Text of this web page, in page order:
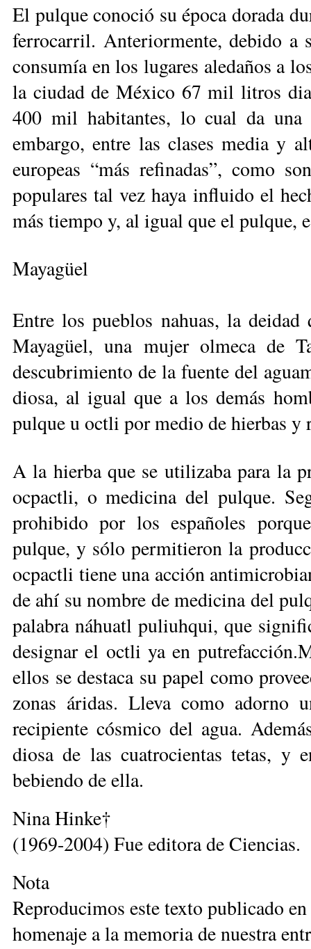
El pulque conoció su época dorada
ferrocarril. Anteriormente, debido a
consumía en los lugares aledaños a
la ciudad de México 67 mil litros
400 mil habitantes, lo cual da
embargo, entre las clases media y
europeas “más refinadas”, como
populares tal vez haya influido el
más tiempo y, al igual que el pulque,
Mayagüel
Entre los pueblos nahuas, la deidad
Mayagüel, una mujer olmeca de
descubrimiento de la fuente del
diosa, al igual que a los demás
pulque u octli por medio de hierbas y
A la hierba que se utilizaba para la
ocpactli, o medicina del pulque.
prohibido por los españoles
pulque, y sólo permitieron la
ocpactli tiene una acción
de ahí su nombre de medicina del
palabra náhuatl puliuhqui, que
designar el octli ya en
ellos se destaca su papel como
zonas áridas. Lleva como adorno
recipiente cósmico del agua.
diosa de las cuatrocientas tetas, y
bebiendo de ella.
Nina Hinke†
(1969-2004) Fue editora de Ciencias.
Nota
Reproducimos este texto publicado
homenaje a la memoria de nues­tra